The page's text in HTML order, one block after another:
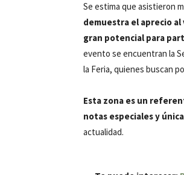
Se estima que asistieron
demuestra el aprecio
gran potencial para
evento se encuentran la
la Feria, quienes buscan
Esta zona es un
notas especiales y
actualidad.